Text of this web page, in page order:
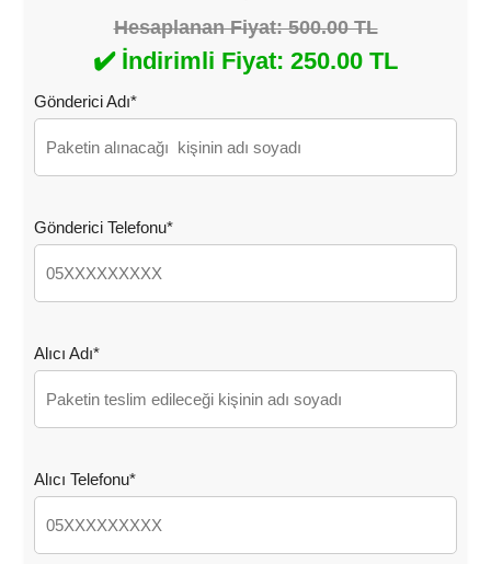
Hesaplanan Fiyat: 500.00 TL
✔️ İndirimli Fiyat: 250.00 TL
Gönderici Adı*
Gönderici Telefonu*
Alıcı Adı*
Alıcı Telefonu*